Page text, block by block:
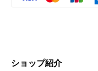
ショップ紹介